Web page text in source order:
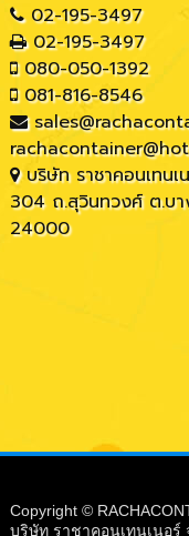
02-195-3497
02-195-3497
080-050-1392
081-816-8546
บริษัท ราชาคอนเทนเ
304 ถ.สุวินทวงศ์ ต.บาง
24000
Copyright ©
บริษัท ราชาคอนเทนเนอร์